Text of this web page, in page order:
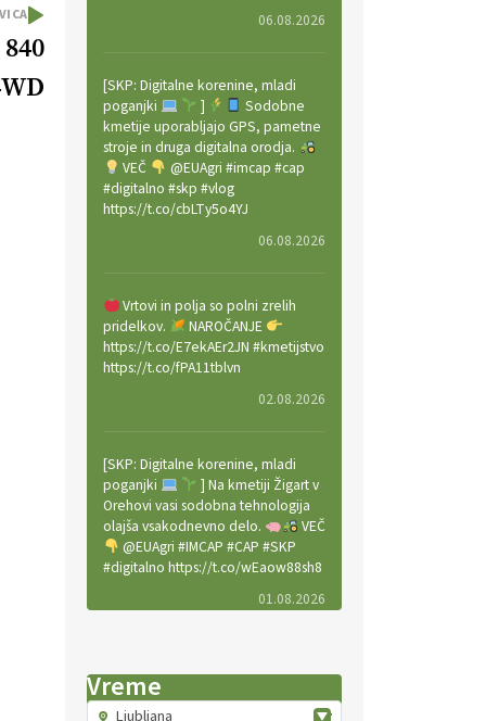
06.08.2026
[SKP: Digitalne korenine, mladi
poganjki
]
Sodobne
kmetije uporabljajo GPS, pametne
stroje in druga digitalna orodja.
VEČ
@EUAgri #imcap #cap
#digitalno #skp #vlog
https://t.co/cbLTy5o4YJ
06.08.2026
Vrtovi in polja so polni zrelih
pridelkov.
NAROČANJE
https://t.co/E7ekAEr2JN #kmetijstvo
https://t.co/fPA11tblvn
02.08.2026
[SKP: Digitalne korenine, mladi
poganjki
] Na kmetiji Žigart v
Orehovi vasi sodobna tehnologija
olajša vsakodnevno delo.
VEČ
@EUAgri #IMCAP #CAP #SKP
#digitalno https://t.co/wEaow88sh8
01.08.2026
ekološko vinsko posestvo Fedora
na Krasu.
VEČ
Vreme
Ljubljana